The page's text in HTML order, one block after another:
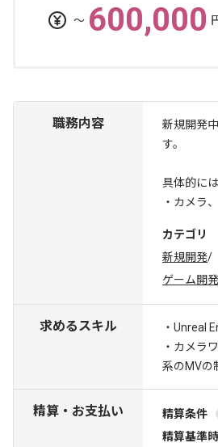
〜 600,000
職務内容
新規開発
す。
具体的に
・カメラ
カテゴリ
新規開発/
ゲーム開発
求めるスキル
・Unreal
・カメラ
系のMVの
精算・お支払い 精算条件
精算基準